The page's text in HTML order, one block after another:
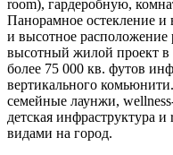
room), гардеробную,
Панорамное остекление и
и высотное
высотный жилой проект
более 75 000 кв. футов
вертикального
семейные лаунжи,
детская инфраструктура
видами на город.